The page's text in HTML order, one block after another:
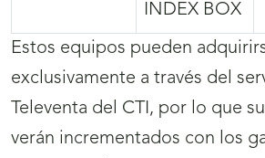
INDEX BOX
Estos equipos pueden
exclusivamente a través del
Televenta del CTI, por lo que
verán incrementados con los